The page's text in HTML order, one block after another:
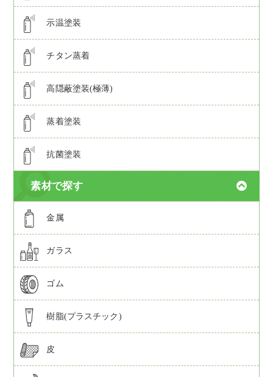
示温塗装
チタン蒸着
高隠蔽塗装(極薄)
蒸着塗装
抗菌塗装
素材で探す
金属
ガラス
ゴム
樹脂(プラスチック)
皮